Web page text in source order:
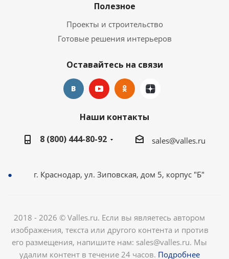
Полезное
Проекты и строительство
Готовые решения интерьеров
Оставайтесь на связи
Наши контакты
8 (800) 444-80-92
sales@valles.ru
г. Краснодар, ул. Зиповская, дом 5, корпус "Б"
2018 - 2026 © Valles.ru. Если вы являетесь автором
изображения, текста или другого контента и против
его размещения, напишите нам: sales@valles.ru. Мы
удалим контент в течение 24 часов. Подробнее